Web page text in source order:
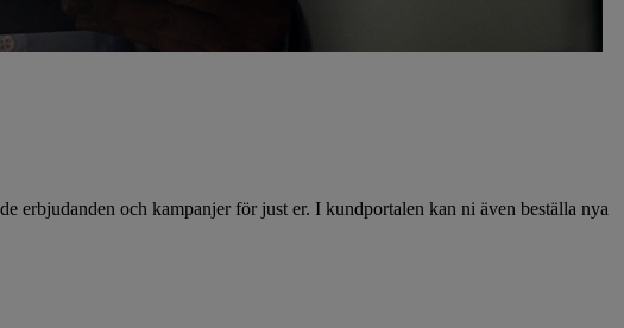
erbjudanden och kampanjer för just er. I kundportalen kan ni även beställa nya